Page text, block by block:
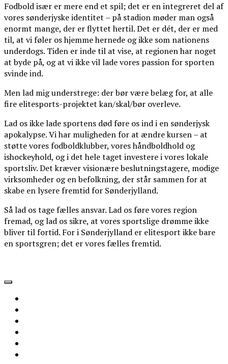
Fodbold især er mere end et spil; det er en integreret del af
vores sønderjyske identitet – på stadion møder man også
enormt mange, der er flyttet hertil. Det er dét, der er med
til, at vi føler os hjemme hernede og ikke som nationens
underdogs. Tiden er inde til at vise, at regionen har noget
at byde på, og at vi ikke vil lade vores passion for sporten
svinde ind.
Men lad mig understrege: der bør være belæg for, at alle
fire elitesports-projektet kan/skal/bør overleve.
Lad os ikke lade sportens død føre os ind i en sønderjysk
apokalypse. Vi har muligheden for at ændre kursen – at
støtte vores fodboldklubber, vores håndboldhold og
ishockeyhold, og i det hele taget investere i vores lokale
sportsliv. Det kræver visionære beslutningstagere, modige
virksomheder og en befolkning, der står sammen for at
skabe en lysere fremtid for Sønderjylland.
Så lad os tage fælles ansvar. Lad os føre vores region
fremad, og lad os sikre, at vores sportslige drømme ikke
bliver til fortid. For i Sønderjylland er elitesport ikke bare
en sportsgren; det er vores fælles fremtid.